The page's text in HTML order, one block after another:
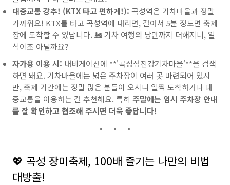
대중교통 강추! (KTX 타고 편하게!): 곡성역은 기차마을과 정말
가까워요! KTX를 타고 곡성역에 내리면, 걸어서 5분 정도면 축제
장에 도착할 수 있답니다. 🚂 기차 여행의 낭만까지 더해지니, 일
석이조 아닐까요?
자가용 이용 시: 내비게이션에 **'곡성섬진강기차마을'**을 검색
하면 돼요. 기차마을에는 넓은 주차장이 여러 곳 마련되어 있지
만, 축제 기간에는 정말 많은 분들이 오시니 일찍 도착하거나 대
중교통을 이용하는 걸 추천해요. 특히 주말에는 임시 주차장 안내
를 잘 확인하고 협조해 주시면 더욱 좋답니다!
💖 곡성 장미축제, 100배 즐기는 나만의 비법
대방출!